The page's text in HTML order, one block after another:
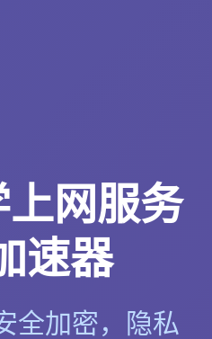
网服务
速器
全加密，隐私